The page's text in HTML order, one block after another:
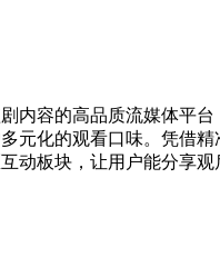
内容的高品质流媒体平
元化的观看口味。凭借
动板块，让用户能分享